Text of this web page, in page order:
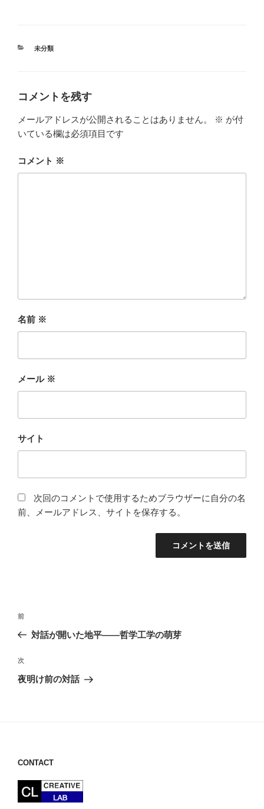
カ
未分類
コメントを残す
メールアドレスが公開されることはありません。 ※ が付
いている欄は必須項目です
コメント ※
名前 ※
メール ※
サイト
次回のコメントで使用するためブラウザーに自分の名
前、メールアドレス、サイトを保存する。
投
ビ
ゲ
前
の
稿
前
対話が開いた地平――哲学工学の萌芽
次
の
次
夜明け前の対話
CONTACT